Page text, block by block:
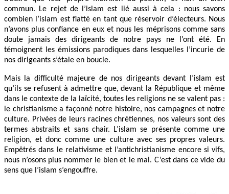
commun. Le rejet de l’islam est lié aussi à cela : nous savons
combien l’islam est flatté en tant que réservoir d’électeurs. Nous
n’avons plus confiance en eux et nous les méprisons comme sans
doute jamais des dirigeants de notre pays ne l’ont été. En
témoignent les émissions parodiques dans lesquelles l’incurie de
nos dirigeants s’étale en boucle.
Mais la difficulté majeure de nos dirigeants devant l’islam est
qu’ils se refusent à admettre que, devant la République et même
dans le contexte de la laïcité, toutes les religions ne se valent pas :
le christianisme a façonné notre histoire, nos campagnes et notre
culture. Privées de leurs racines chrétiennes, nos valeurs sont des
termes abstraits et sans chair. L’islam se présente comme une
religion, et donc comme une culture avec ses propres valeurs.
Empêtrés dans le relativisme et l’antichristianisme encore si vifs,
nous n’osons plus nommer le bien et le mal. C’est dans ce vide du
sens que l’islam s’engouffre.